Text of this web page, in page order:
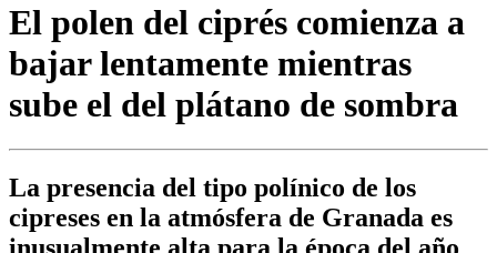
El polen del ciprés comienza a
bajar lentamente mientras
sube el del plátano de sombra
La presencia del tipo polínico de los
cipreses en la atmósfera de Granada es